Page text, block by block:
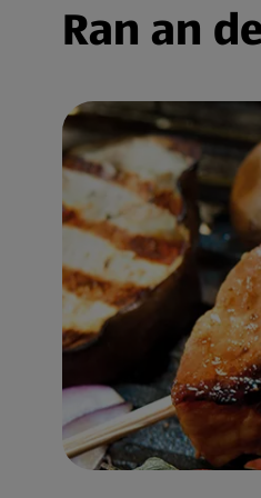
Ran an